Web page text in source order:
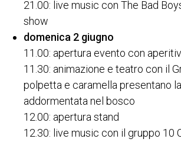
21.00: live music con The Bad
show
domenica 2 giugno
11.00: apertura evento con
11.30: animazione e teatro con il
polpetta e caramella presentano
addormentata nel bosco
12.00: apertura stand
12.30: live music con il gruppo 10